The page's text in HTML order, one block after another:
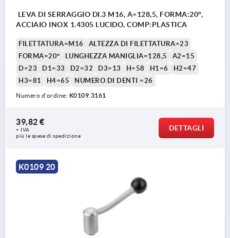
LEVA DI SERRAGGIO DI.3 M16, A=128,5, FORMA:20°,
ACCIAIO INOX 1.4305 LUCIDO, COMP:PLASTICA
FILETTATURA=M16
ALTEZZA DI FILETTATURA=23
FORMA=20°
LUNGHEZZA MANIGLIA=128,5
A2=15
D=23
D1=33 D2=32 D3=13 H=58 H1=6
H2=47
H3=81
H4=65 NUMERO DI DENTI =26
Numero d’ordine: K0109.3161
39,82 €
+ IVA
più le spese di spedizione
DETTAGLI
K0109 20